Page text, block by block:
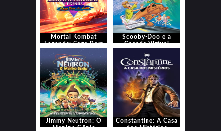
Mortal Kombat
Legends: Cage Bom
de Luta
Scooby-Doo e a
Caçada Virtual
Jimmy Neutron: O
Menino Gênio
Constantine: A Casa
dos Mistérios